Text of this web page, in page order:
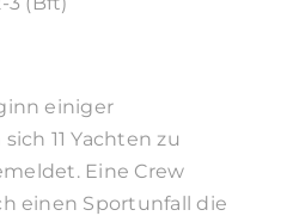
einiger
11 Yachten zu
Eine Crew
einen Sportunfall die